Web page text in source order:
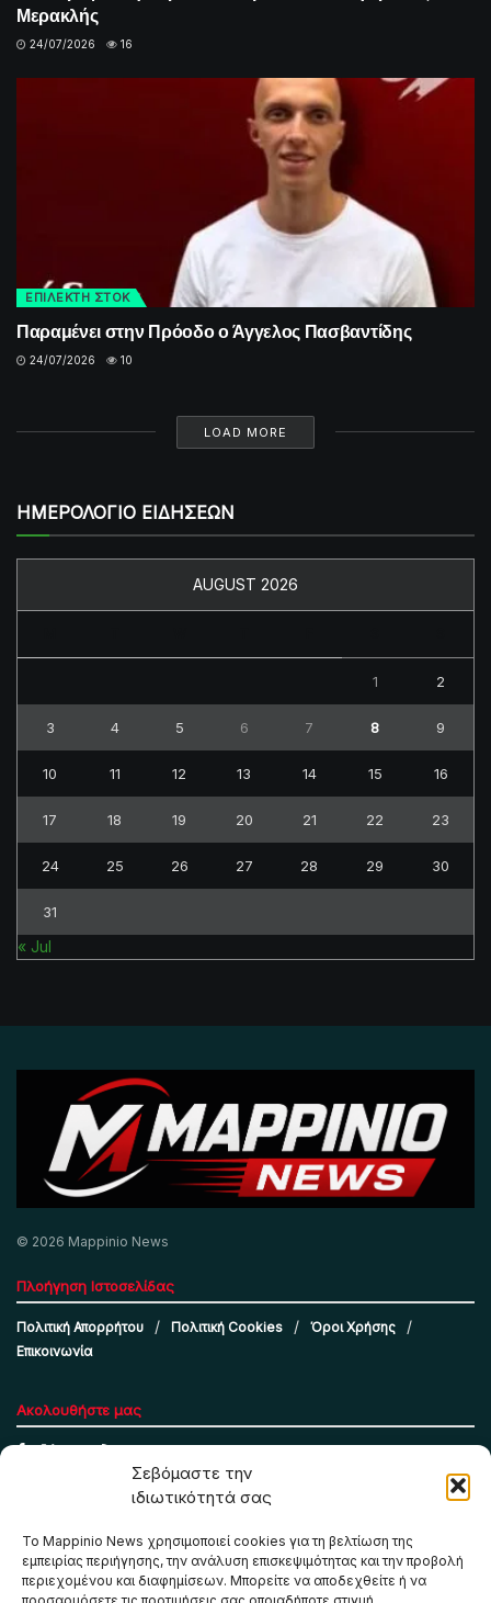
Σεβόμαστε την
ιδιωτικότητά σας
Το Mappinio News χρησιμοποιεί cookies για τη βελτίωση της
εμπειρίας περιήγησης, την ανάλυση επισκεψιμότητας και την προβολή
περιεχομένου και διαφημίσεων. Μπορείτε να αποδεχθείτε ή να
Μερακλής
24/07/2026 16
ΕΠΙΛΕΚΤΗ ΣΤΟΚ
Παραμένει στην Πρόοδο ο Άγγελος Πασβαντίδης
24/07/2026 10
LOAD MORE
ΗΜΕΡΟΛΟΓΙΟ ΕΙΔΗΣΕΩΝ
AUGUST 2026
1 2
3 4 5 6 7 8 9
10 11 12 13 14 15 16
17 18 19 20 21 22 23
24 25 26 27 28 29 30
31
« Jul
© 2026 Mappinio News
Πλοήγηση Ιστοσελίδας
Πολιτική Απορρήτου Πολιτική Cookies
Όροι Χρήσης
Επικοινωνία
Ακολουθήστε μας